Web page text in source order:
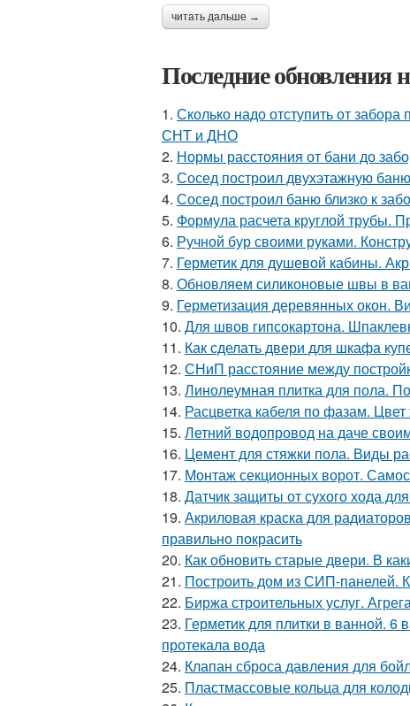
читать дальше →
Последние обновления
1. Сколько надо отступить от
СНТ и ДНО
2. Нормы расстояния от бани до
3. Сосед построил двухэтажную
4. Сосед построил баню близко к
5. Формула расчета круглой трубы.
6. Ручной бур своими руками.
7. Герметик для душевой кабины.
8. Обновляем силиконовые швы в
9. Герметизация деревянных окон.
10. Для швов гипсокартона.
11. Как сделать двери для шкафа
12. СНиП расстояние между
13. Линолеумная плитка для пола.
14. Расцветка кабеля по фазам.
15. Летний водопровод на даче
16. Цемент для стяжки пола. Виды
17. Монтаж секционных ворот.
18. Датчик защиты от сухого хода
19. Акриловая краска для
правильно покрасить
20. Как обновить старые двери. В
21. Построить дом из СИП-панелей.
22. Биржа строительных услуг.
23. Герметик для плитки в ванной. 6
протекала вода
24. Клапан сброса давления для
25. Пластмассовые кольца для